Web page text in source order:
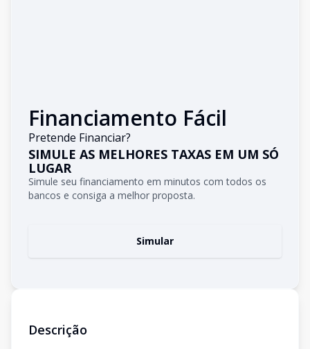
Financiamento Fácil
Pretende Financiar?
SIMULE AS MELHORES TAXAS EM UM SÓ
LUGAR
Simule seu financiamento em minutos com todos os
bancos e consiga a melhor proposta.
Simular
Descrição